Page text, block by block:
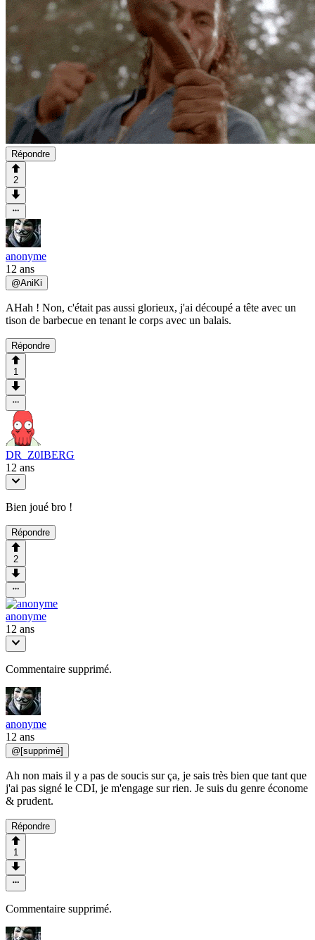
Répondre
2
anonyme
12 ans
@AniKi
AHah ! Non, c'était pas aussi glorieux, j'ai découpé a tête avec un
tison de barbecue en tenant le corps avec un balais.
Répondre
1
DR_Z0IBERG
12 ans
Bien joué bro !
Répondre
2
anonyme
12 ans
Commentaire supprimé.
anonyme
12 ans
@[supprimé]
Ah non mais il y a pas de soucis sur ça, je sais très bien que tant que
j'ai pas signé le CDI, je m'engage sur rien. Je suis du genre économe
& prudent.
Répondre
1
Commentaire supprimé.